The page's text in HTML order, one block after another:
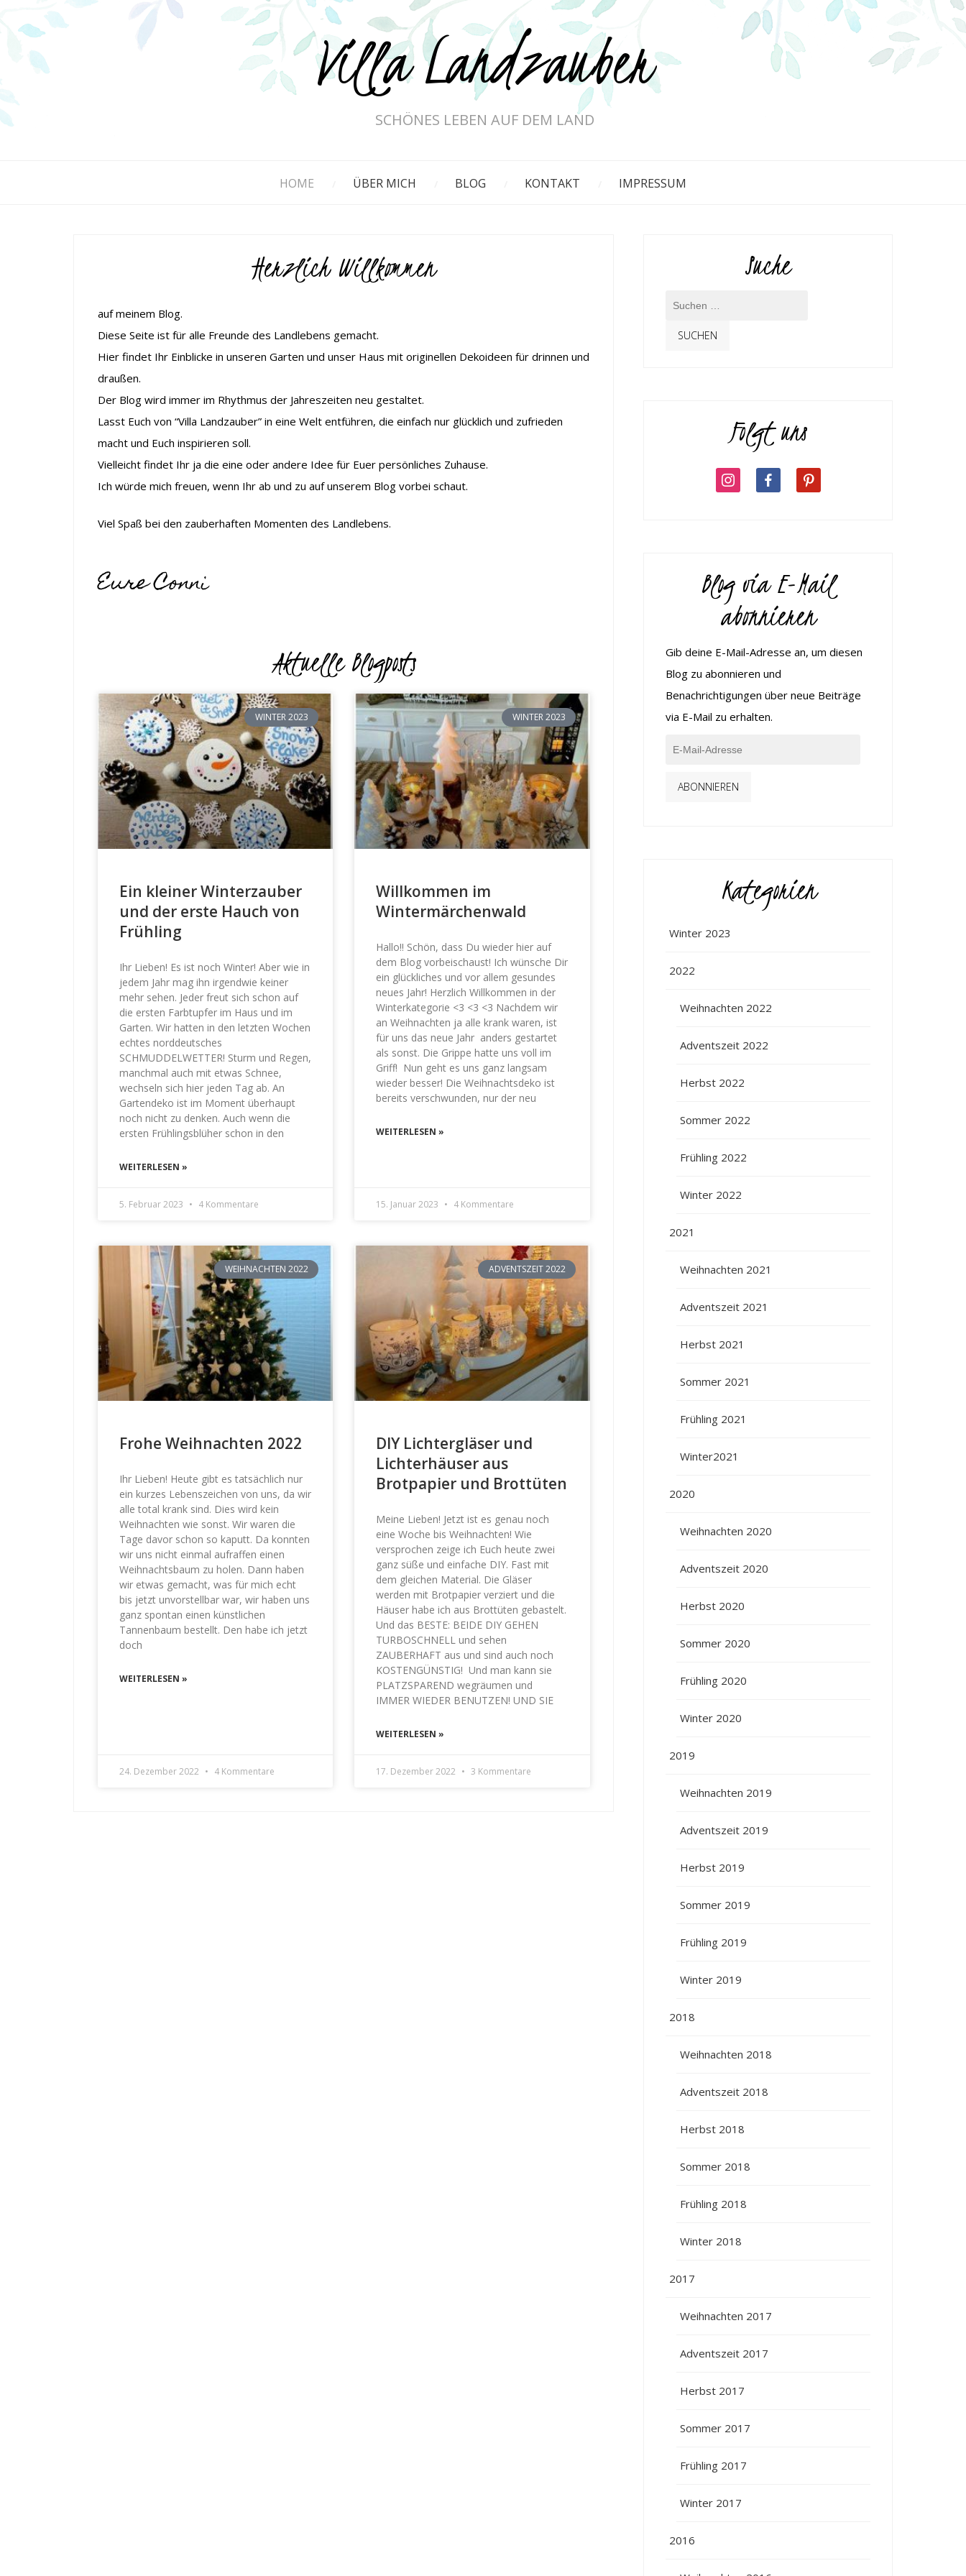
Villa Landzauber
SCHÖNES LEBEN AUF DEM LAND
HOME ÜBER MICH BLOG KONTAKT IMPRESSUM
Herzlich Willkommen
auf meinem Blog.
Diese Seite ist für alle Freunde des Landlebens gemacht.
Hier findet Ihr Einblicke in unseren Garten und unser Haus mit originellen Dekoideen für drinnen und
draußen.
Der Blog wird immer im Rhythmus der Jahreszeiten neu gestaltet.
Lasst Euch von “Villa Landzauber” in eine Welt entführen, die einfach nur glücklich und zufrieden
macht und Euch inspirieren soll.
Vielleicht findet Ihr ja die eine oder andere Idee für Euer persönliches Zuhause.
Ich würde mich freuen, wenn Ihr ab und zu auf unserem Blog vorbei schaut.
Viel Spaß bei den zauberhaften Momenten des Landlebens.
Eure Conni
Aktuelle Blogposts
WINTER 2023
Ein kleiner Winterzauber
und der erste Hauch von
Frühling
Ihr Lieben! Es ist noch Winter! Aber wie in
jedem Jahr mag ihn irgendwie keiner
mehr sehen. Jeder freut sich schon auf
die ersten Farbtupfer im Haus und im
Garten. Wir hatten in den letzten Wochen
echtes norddeutsches
SCHMUDDELWETTER! Sturm und Regen,
manchmal auch mit etwas Schnee,
wechseln sich hier jeden Tag ab. An
Gartendeko ist im Moment überhaupt
noch nicht zu denken. Auch wenn die
ersten Frühlingsblüher schon in den
WEITERLESEN »
5. Februar 2023 4 Kommentare
WINTER 2023
Willkommen im
Wintermärchenwald
Hallo!! Schön, dass Du wieder hier auf
dem Blog vorbeischaust! Ich wünsche Dir
ein glückliches und vor allem gesundes
neues Jahr! Herzlich Willkommen in der
Winterkategorie <3 <3 <3 Nachdem wir
an Weihnachten ja alle krank waren, ist
für uns das neue Jahr anders gestartet
als sonst. Die Grippe hatte uns voll im
Griff! Nun geht es uns ganz langsam
wieder besser! Die Weihnachtsdeko ist
bereits verschwunden, nur der neu
WEITERLESEN »
15. Januar 2023 4 Kommentare
WEIHNACHTEN 2022
Frohe Weihnachten 2022
Ihr Lieben! Heute gibt es tatsächlich nur
ein kurzes Lebenszeichen von uns, da wir
alle total krank sind. Dies wird kein
Weihnachten wie sonst. Wir waren die
Tage davor schon so kaputt. Da konnten
wir uns nicht einmal aufraffen einen
Weihnachtsbaum zu holen. Dann haben
wir etwas gemacht, was für mich echt
bis jetzt unvorstellbar war, wir haben uns
ganz spontan einen künstlichen
Tannenbaum bestellt. Den habe ich jetzt
doch
WEITERLESEN »
24. Dezember 2022 4 Kommentare
ADVENTSZEIT 2022
DIY Lichtergläser und
Lichterhäuser aus
Brotpapier und Brottüten
Meine Lieben! Jetzt ist es genau noch
eine Woche bis Weihnachten! Wie
versprochen zeige ich Euch heute zwei
ganz süße und einfache DIY. Fast mit
dem gleichen Material. Die Gläser
werden mit Brotpapier verziert und die
Häuser habe ich aus Brottüten gebastelt.
Und das BESTE: BEIDE DIY GEHEN
TURBOSCHNELL und sehen
ZAUBERHAFT aus und sind auch noch
KOSTENGÜNSTIG! Und man kann sie
PLATZSPAREND wegräumen und
IMMER WIEDER BENUTZEN! UND SIE
WEITERLESEN »
17. Dezember 2022 3 Kommentare
Suche
Folgt uns
Blog via E-Mail
abonnieren
Gib deine E-Mail-Adresse an, um diesen
Blog zu abonnieren und
Benachrichtigungen über neue Beiträge
via E-Mail zu erhalten.
ABONNIEREN
Kategorien
Winter 2023
2022
Weihnachten 2022
Adventszeit 2022
Herbst 2022
Sommer 2022
Frühling 2022
Winter 2022
2021
Weihnachten 2021
Adventszeit 2021
Herbst 2021
Sommer 2021
Frühling 2021
Winter2021
2020
Weihnachten 2020
Adventszeit 2020
Herbst 2020
Sommer 2020
Frühling 2020
Winter 2020
2019
Weihnachten 2019
Adventszeit 2019
Herbst 2019
Sommer 2019
Frühling 2019
Winter 2019
2018
Weihnachten 2018
Adventszeit 2018
Herbst 2018
Sommer 2018
Frühling 2018
Winter 2018
2017
Weihnachten 2017
Adventszeit 2017
Herbst 2017
Sommer 2017
Frühling 2017
Winter 2017
2016